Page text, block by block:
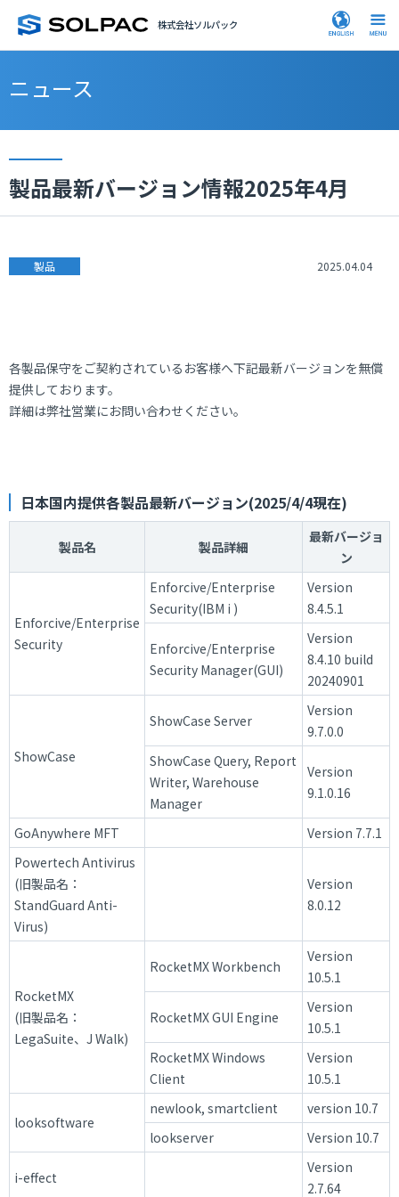
株式会社ソルパック
ニュース
製品最新バージョン情報2025年4月
製品 2025.04.04
各製品保守をご契約されているお客様へ下記最新バージョンを無償
提供しております。
詳細は弊社営業にお問い合わせください。
日本国内提供各製品最新バージョン(2025/4/4現在)
製品名 製品詳細
最新バージョ
ン
Enforcive/Enterprise
Security
Enforcive/Enterprise
Security(IBM i )
Version
8.4.5.1
Enforcive/Enterprise
Security Manager(GUI)
Version
8.4.10 build
20240901
ShowCase
ShowCase Server
Version
9.7.0.0
ShowCase Query, Report
Writer, Warehouse
Manager
Version
9.1.0.16
GoAnywhere MFT
Version 7.7.1
Powertech Antivirus
(旧製品名：
StandGuard Anti-
Virus)
Version
8.0.12
RocketMX
(旧製品名：
LegaSuite、J Walk)
RocketMX Workbench
Version
10.5.1
RocketMX GUI Engine
Version
10.5.1
RocketMX Windows
Client
Version
10.5.1
looksoftware
newlook, smartclient
version 10.7
lookserver
Version 10.7
i-effect
Version
2.7.64